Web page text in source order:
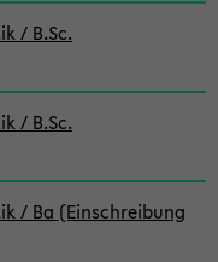
/ B.Sc.
/ B.Sc.
/ Ba (Einschreibung